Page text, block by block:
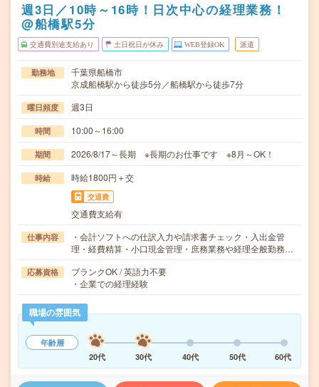
週3日／10時～16時！日次中心の経理業務！
@船橋駅5分
交通費別途支給あり 土日祝日が休み WEB登録OK 派遣
勤務地
千葉県船橋市
京成船橋駅から徒歩5分／船橋駅から徒歩7分
曜日頻度 週3日
時間 10:00～16:00
期間 2026/8/17～長期 ※長期のお仕事です ※8月～OK！
時給 時給1800円＋交
交通費
交通費支給有
仕事内容
・会計ソフトへの仕訳入力や請求書チェック・入出金管
理・経費精算・小口現金管理・庶務業務や経理全般勤務…
応募資格
ブランクOK / 英語力不要
・企業での経理経験
職場の雰囲気
年齢層
20代
30代 40代 50代 60代